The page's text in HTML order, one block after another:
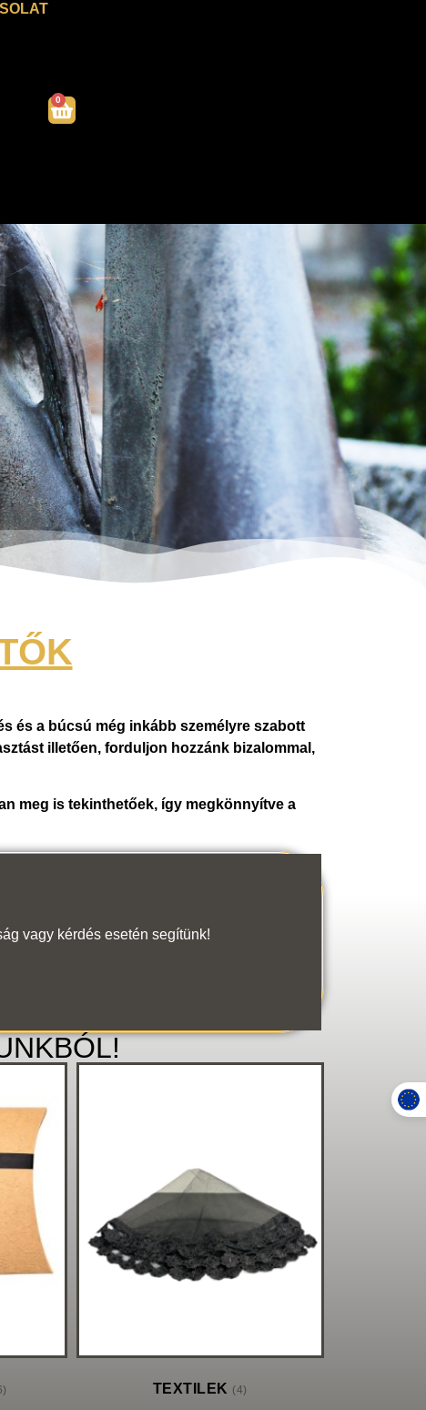
0
és a búcsú még inkább személyre szabott
illetően, forduljon hozzánk bizalommal,
meg is tekinthetőek, így megkönnyítve a
vagy kérdés esetén segítünk!
TEXTILEK (4)